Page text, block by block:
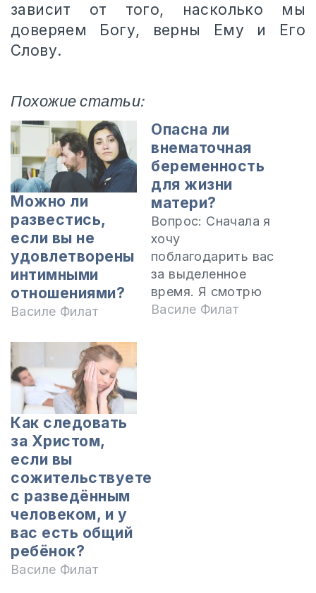
зависит от того, насколько мы
доверяем Богу, верны Ему и Его
Слову.
Похожие статьи:
Можно ли
развестись,
если вы не
удовлетворены
интимными
отношениями?
Василе Филат
Опасна ли
внематочная
беременность
для жизни
матери?
Вопрос: Сначала я
хочу
поблагодарить вас
за выделенное
время. Я смотрю
передачу
Василе Филат
Как следовать
за Христом,
если вы
сожительствуете
с разведённым
человеком, и у
вас есть общий
ребёнок?
Василе Филат